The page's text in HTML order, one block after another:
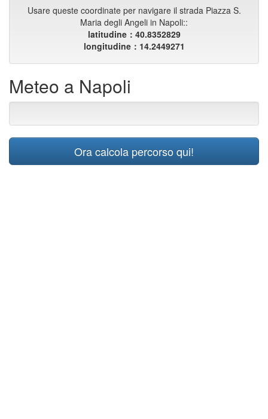
Usare queste coordinate per navigare il strada Piazza S.
Maria degli Angeli in Napoli::
latitudine：40.8352829
longitudine：14.2449271
Meteo a Napoli
Ora calcola percorso qui!